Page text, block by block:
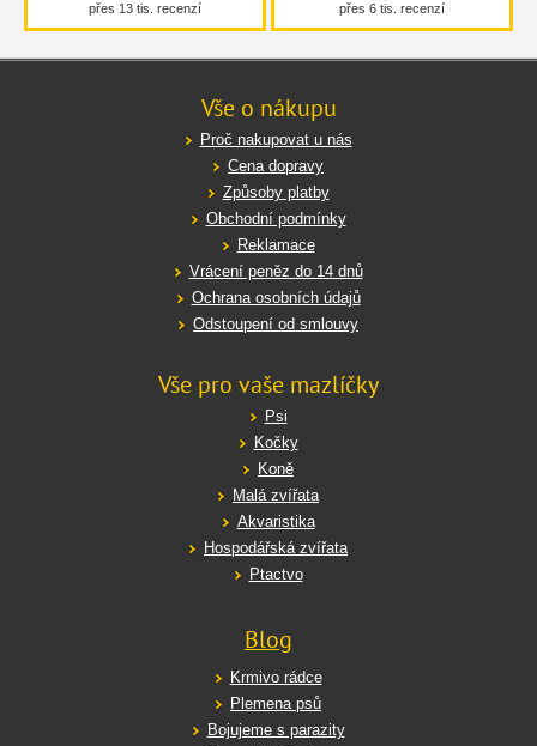
přes 13 tis. recenzí přes 6 tis. recenzí
Vše o nákupu
Proč nakupovat u nás
Cena dopravy
Způsoby platby
Obchodní podmínky
Reklamace
Vrácení peněz do 14 dnů
Ochrana osobních údajů
Odstoupení od smlouvy
Vše pro vaše mazlíčky
Psi
Kočky
Koně
Malá zvířata
Akvaristika
Hospodářská zvířata
Ptactvo
Blog
Krmivo rádce
Plemena psů
Bojujeme s parazity